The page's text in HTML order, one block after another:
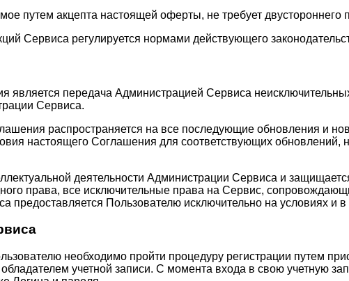
путем акцепта настоящей оферты, не требует двустороннего
Сервиса регулируется нормами действующего
является передача Администрацией Сервиса
Сервиса.
распространяется на все последующие обновления и
настоящего Соглашения для соответствующих
деятельности Администрации Сервиса и
права, все исключительные права на Сервис,
предоставляется Пользователю исключительно на условиях
необходимо пройти процедуру регистрации путем
учетной записи. С момента входа в свою учетную